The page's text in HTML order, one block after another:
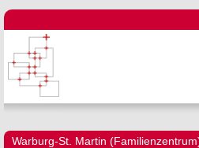
Warburg-St. Martin